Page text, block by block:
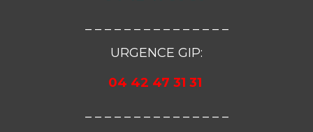
URGENCE GIP:
04 42 47 31 31